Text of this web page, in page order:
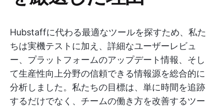
Hubstaffに代わる最適なツールを探すため、私た
ちは実機テストに加え、詳細なユーザーレビュ
ー、プラットフォームのアップデート情報、そし
て生産性向上分野の信頼できる情報源を総合的に
分析しました。私たちの目標は、単に時間を追跡
するだけでなく、チームの働き方を改善するツー